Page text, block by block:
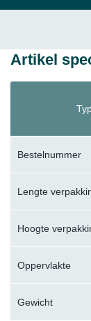
Artikel
Bestelnummer
Lengte
Hoogte
Oppervlakte
Gewicht